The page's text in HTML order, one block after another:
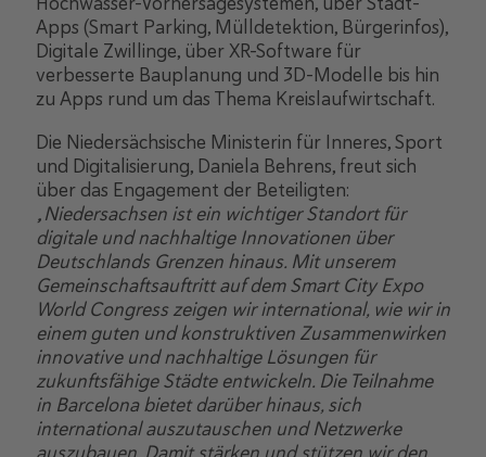
Apps (Smart Parking, Mülldetektion, Bürgerinfos),
Digitale Zwillinge, über XR-Software für
verbesserte Bauplanung und 3D-Modelle bis hin
zu Apps rund um das Thema Kreislaufwirtschaft.
Die Niedersächsische Ministerin für Inneres, Sport
und Digitalisierung, Daniela Behrens, freut sich
über das Engagement der Beteiligten:
„Niedersachsen ist ein wichtiger Standort für
digitale und nachhaltige Innovationen über
Deutschlands Grenzen hinaus. Mit unserem
Gemeinschaftsauftritt auf dem Smart City Expo
World Congress zeigen wir international, wie wir in
einem guten und konstruktiven Zusammenwirken
innovative und nachhaltige Lösungen für
zukunftsfähige Städte entwickeln. Die Teilnahme
in Barcelona bietet darüber hinaus, sich
international auszutauschen und Netzwerke